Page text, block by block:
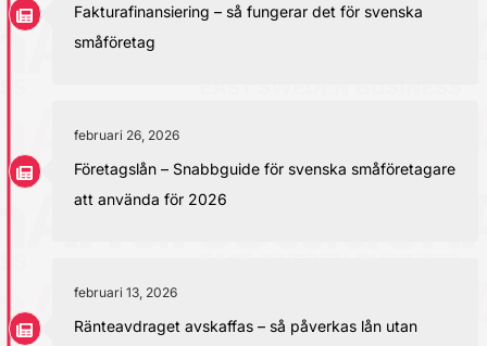
Fakturafinansiering – så fungerar det för svenska
småföretag
februari 26, 2026
Företagslån – Snabbguide för svenska småföretagare
att använda för 2026
februari 13, 2026
Ränteavdraget avskaffas – så påverkas lån utan